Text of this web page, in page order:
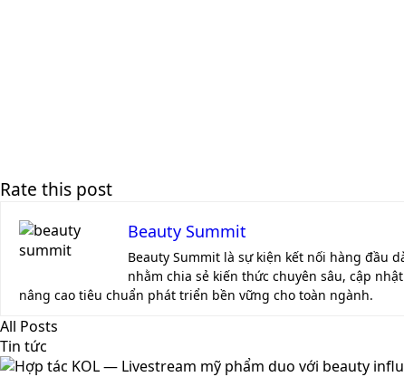
Rate this post
Beauty Summit
Beauty Summit là sự kiện kết nối hàng đầu
nhằm chia sẻ kiến thức chuyên sâu, cập
nâng cao tiêu chuẩn phát triển bền vững cho toàn ngành.
All Posts
Tin tức